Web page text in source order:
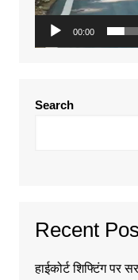
00:00
Search
Recent
हाईकोर्ट शिफ्टिंग पर